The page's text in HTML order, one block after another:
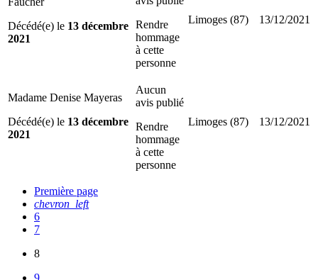
Décédé(e) le 13 décembre
2021
Rendre
hommage
à cette
personne
Limoges (87) 13/12/2021
Madame Denise Mayeras
Décédé(e) le 13 décembre
2021
Aucun
avis publié
Rendre
hommage
à cette
personne
Limoges (87) 13/12/2021
Première page
chevron_left
6
7
8
9